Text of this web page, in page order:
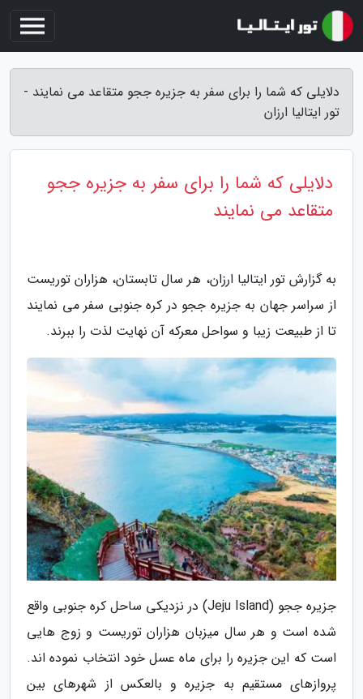
دلایلی که شما را برای سفر به جزیره ججو متقاعد می نمایند -
تور ایتالیا ارزان
دلایلی که شما را برای سفر به جزیره ججو
متقاعد می نمایند
به گزارش تور ایتالیا ارزان، هر سال تابستان، هزاران توریست
از سراسر جهان به جزیره ججو در کره جنوبی سفر می نمایند
تا از طبیعت زیبا و سواحل معرکه آن نهایت لذت را ببرند.
جزیره ججو (Jeju Island) در نزدیکی ساحل کره جنوبی واقع
شده است و هر سال میزبان هزاران توریست و زوج هایی
است که این جزیره را برای ماه عسل خود انتخاب نموده اند.
پروازهای مستقیم به جزیره و بالعکس از شهرهای بین